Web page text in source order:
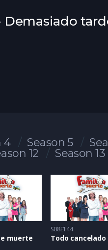
Demasiado
4 Season 5
12 Season 13
muerte
S08E144
Todo cancelado